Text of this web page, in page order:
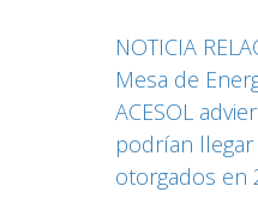
NOTICIA
Mesa de
ACESOL
podrían
otorgados en